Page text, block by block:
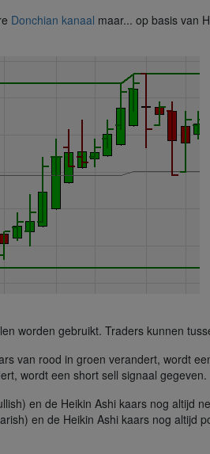
Donchian kanaal maar... op basis van
worden gebruikt. Traders kunnen
van rood in groen verandert, wordt
wordt een short sell signaal gegeven.
en de Heikin Ashi kaars nog altijd
en de Heikin Ashi kaars nog altijd